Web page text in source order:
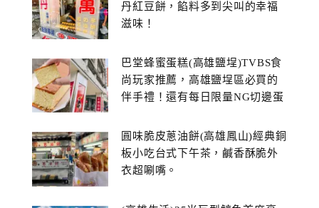
丹紅豆餅，餡料多到尖叫的幸福
滋味！
巴堂蜂蜜蛋糕(高雄鹽埕)TVBS食
尚玩家推薦，高雄鹽埕區必買的
伴手禮！還有每日限量NG切邊蛋
圓味脆皮蔥油餅(高雄鳳山)經典銅
板小吃台式下午茶，鹹香酥脆外
衣超唰嘴。